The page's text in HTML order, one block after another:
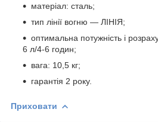
матеріал: сталь;
тип лінії вогню — ЛІНІЯ;
оптимальна потужність і
6 л/4-6 годин;
вага: 10,5 кг;
гарантія 2 року.
Приховати